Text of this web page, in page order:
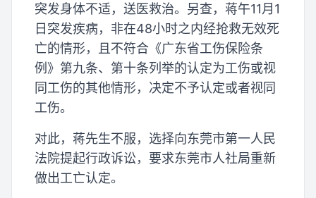
突发身体不适，送医救治。另查，蒋午11月1
日突发疾病，非在48小时之内经抢救无效死
亡的情形，且不符合《广东省工伤保险条
例》第九条、第十条列举的认定为工伤或视
同工伤的其他情形，决定不予认定或者视同
工伤。
对此，蒋先生不服，选择向东莞市第一人民
法院提起行政诉讼，要求东莞市人社局重新
做出工亡认定。